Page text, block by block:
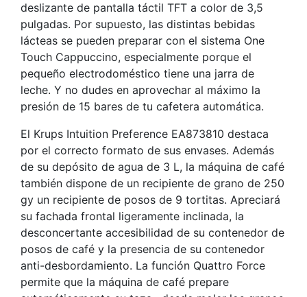
deslizante de pantalla táctil TFT a color de 3,5
pulgadas. Por supuesto, las distintas bebidas
lácteas se pueden preparar con el sistema One
Touch Cappuccino, especialmente porque el
pequeño electrodoméstico tiene una jarra de
leche. Y no dudes en aprovechar al máximo la
presión de 15 bares de tu cafetera automática.
El Krups Intuition Preference EA873810 destaca
por el correcto formato de sus envases. Además
de su depósito de agua de 3 L, la máquina de café
también dispone de un recipiente de grano de 250
gy un recipiente de posos de 9 tortitas. Apreciará
su fachada frontal ligeramente inclinada, la
desconcertante accesibilidad de su contenedor de
posos de café y la presencia de su contenedor
anti-desbordamiento. La función Quattro Force
permite que la máquina de café prepare